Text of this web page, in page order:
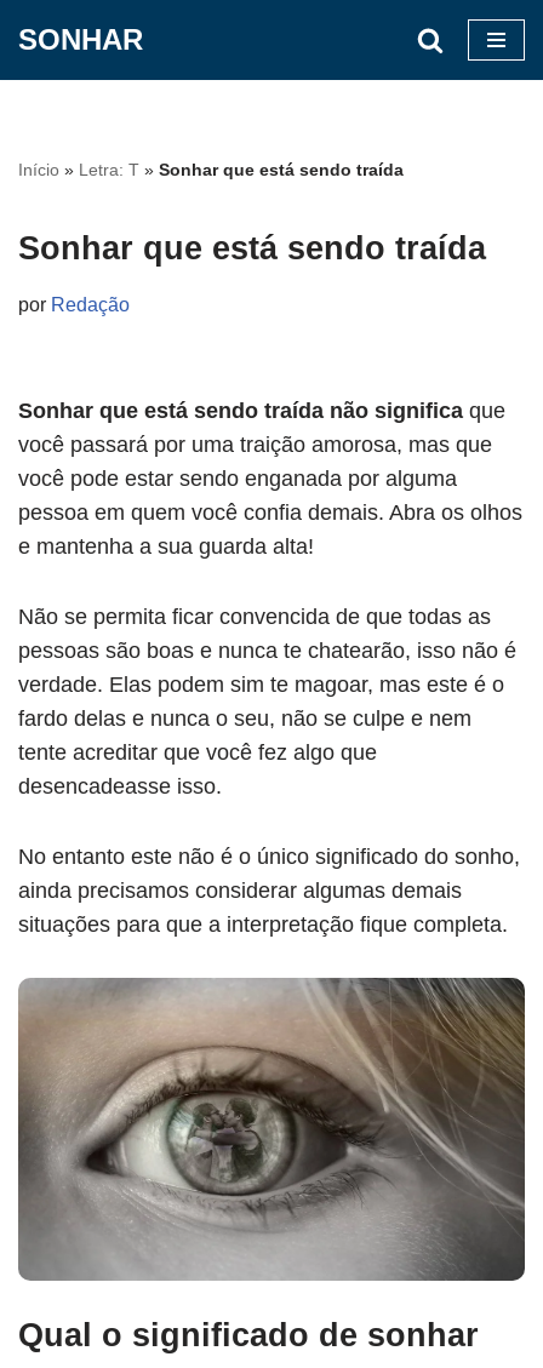
conteúdo
SONHAR
Início » Letra: T » Sonhar que está sendo traída
Sonhar que está sendo traída
por Redação
Sonhar que está sendo traída não significa que
você passará por uma traição amorosa, mas que
você pode estar sendo enganada por alguma
pessoa em quem você confia demais. Abra os olhos
e mantenha a sua guarda alta!
Não se permita ficar convencida de que todas as
pessoas são boas e nunca te chatearão, isso não é
verdade. Elas podem sim te magoar, mas este é o
fardo delas e nunca o seu, não se culpe e nem
tente acreditar que você fez algo que
desencadeasse isso.
No entanto este não é o único significado do sonho,
ainda precisamos considerar algumas demais
situações para que a interpretação fique completa.
Qual o significado de sonhar